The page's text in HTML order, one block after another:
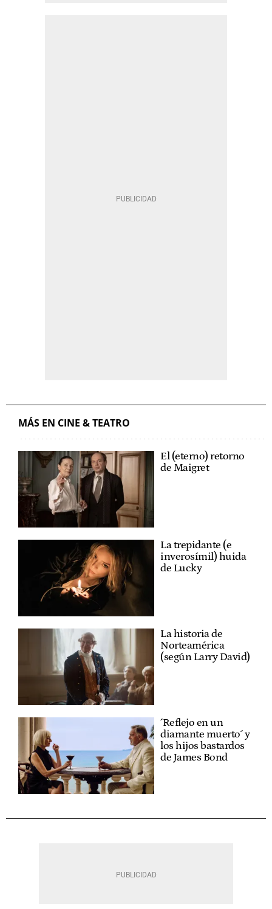
MÁS EN CINE & TEATRO
El (eterno) retorno
de Maigret
La trepidante (e
inverosímil) huida
de Lucky
La historia de
Norteamérica
(según Larry David)
´Reflejo en un
diamante muerto´ y
los hijos bastardos
de James Bond